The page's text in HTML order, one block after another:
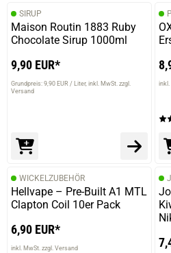
SIRUP
Maison Routin 1883 Ruby
Chocolate Sirup 1000ml
9,90 EUR*
Grundpreis: 9,90 EUR / Liter inkl. MwSt. zzgl.
Versand
inkl.
WICKELZUBEHÖR
Hellvape – Pre-Built A1 MTL
Clapton Coil 10er Pack
6,90 EUR*
inkl. MwSt. zzgl. Versand